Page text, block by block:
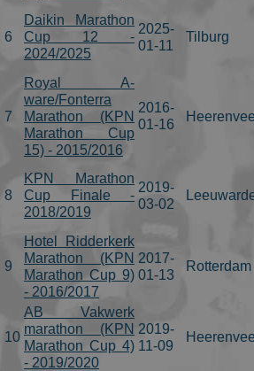
6
Daikin Marathon
Cup 12 -
2024/2025
2025-
01-11
Tilburg
7
Royal A-
ware/Fonterra
Marathon (KPN
Marathon Cup
15) - 2015/2016
2016-
01-16
8
KPN Marathon
Cup Finale -
2018/2019
2019-
03-02
9
Hotel Ridderkerk
Marathon (KPN
Marathon Cup 9)
- 2016/2017
2017-
01-13
Rotterdam
10
AB Vakwerk
marathon (KPN
Marathon Cup 4)
- 2019/2020
2019-
11-09